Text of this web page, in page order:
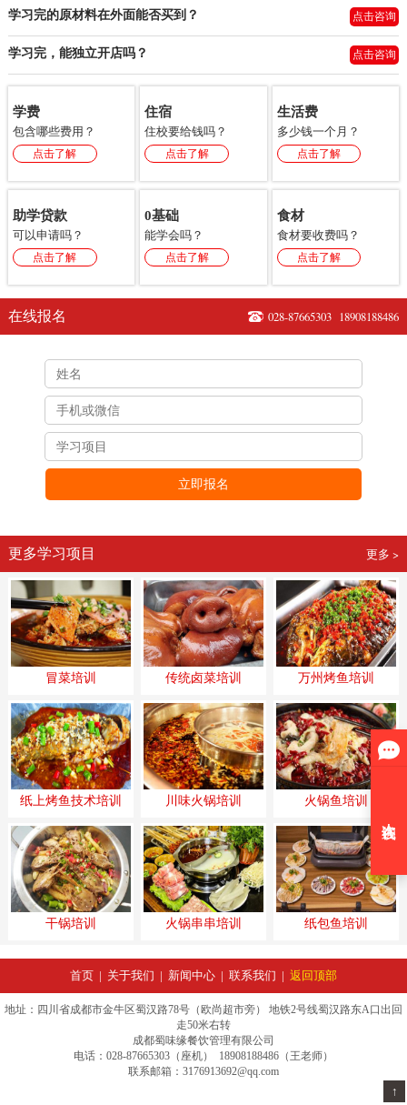
学习完的原材料在外面能否买到？ 点击咨询
学习完，能独立开店吗？ 点击咨询
学费
包含哪些费用？
点击了解
住宿
住校要给钱吗？
点击了解
生活费
多少钱一个月？
点击了解
助学贷款
可以申请吗？
点击了解
0基础
能学会吗？
点击了解
食材
食材要收费吗？
点击了解
在线报名 028-87665303 18908188486
立即报名
更多学习项目 更多 >
冒菜培训 传统卤菜培训 万州烤鱼培训
纸上烤鱼技术培训 川味火锅培训 火锅鱼培训
干锅培训 火锅串串培训 纸包鱼培训
首页 | 关于我们 | 新闻中心 | 联系我们 | 返回顶部
地址：四川省成都市金牛区蜀汉路78号（欧尚超市旁） 地铁2号线蜀汉路东A口出回
走50米右转
成都蜀味缘餐饮管理有限公司
电话：028-87665303（座机） 18908188486（王老师）
联系邮箱：3176913692@qq.com
↑